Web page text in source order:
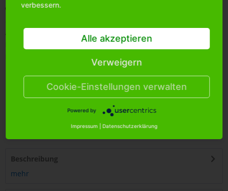
Merken
Artikel-Nr.:
0
12
250255 466229
Beschreibung
mehr
verbessern.
Alle akzeptieren
Verweigern
Cookie-Einstellungen verwalten
Powered by
Impressum Datenschutzerklärung